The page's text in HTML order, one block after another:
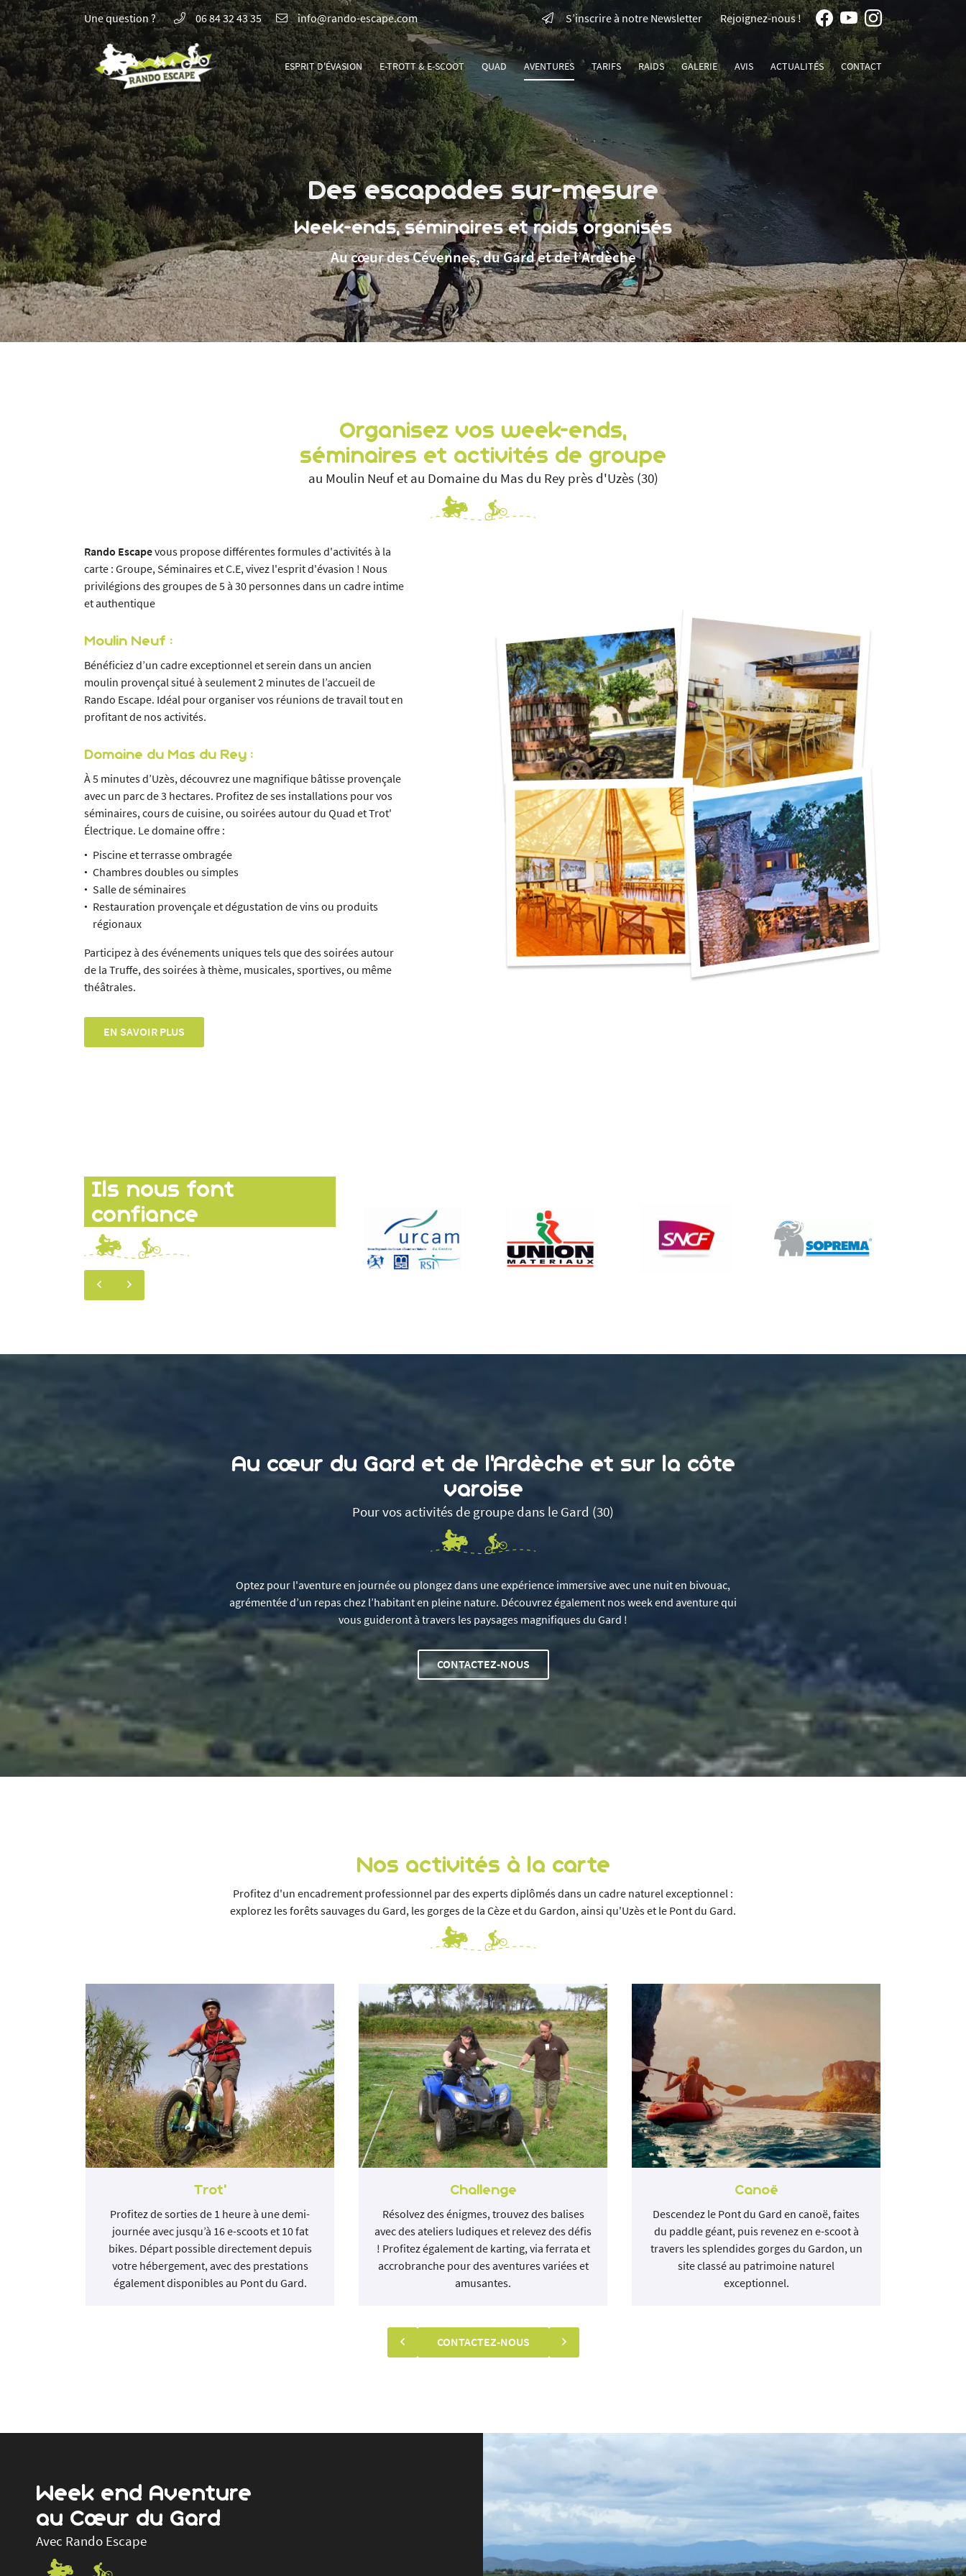
Une question ? 06 84 32 43 35 S’inscrire à notre Newsletter Rejoignez-nous !
ESPRIT D'ÉVASION E-TROTT & E-SCOOT QUAD AVENTURES TARIFS RAIDS GALERIE AVIS ACTUALITÉS CONTACT
Bois de chênes verts - D22
30190 BOURDIC
06 84 32 43 35
Contactez-nous
Par téléphone
06 84 32 43 35
Par mail
info@rando-escape.com
Sur nos réseaux :
 Adresse email de réception
 Recopier le code ci-contre
Des escapades sur-mesure
Week-ends, séminaires et raids organisés
Au cœur des Cévennes, du Gard et de l’Ardèche
Organisez vos week-ends,
séminaires et activités de groupe
au Moulin Neuf et au Domaine du Mas du Rey près d'Uzès (30)
Rando Escapevous propose différentes formules d'activités à la
carte : Groupe, Séminaires et C.E, vivez l'esprit d'évasion ! Nous
privilégions des groupes de 5 à 30 personnes dans un cadre intime
et authentique
Moulin Neuf :
Bénéficiez d’un cadre exceptionnel et serein dans un ancien
moulin provençal situé à seulement 2 minutes de l’accueil de
Rando Escape. Idéal pour organiser vos réunions de travail tout en
profitant de nos activités.
Domaine du Mas du Rey :
À 5 minutes d’Uzès, découvrez une magnifique bâtisse provençale
avec un parc de 3 hectares. Profitez de ses installations pour vos
séminaires, cours de cuisine, ou soirées autour du Quad et Trot'
Électrique. Le domaine offre :
Piscine et terrasse ombragée
Chambres doubles ou simples
Salle de séminaires
Restauration provençale et dégustation de vins ou produits
régionaux
Participez à des événements uniques tels que des soirées autour
de la Truffe, des soirées à thème, musicales, sportives, ou même
théâtrales.
EN SAVOIR PLUS
Ils nous font
confiance
Au cœur du Gard et de l’Ardèche et sur la côte
varoise
Pour vos activités de groupe dans le Gard (30)
Optez pour l'aventure en journée ou plongez dans une expérience immersive avec une nuit en bivouac,
agrémentée d’un repas chez l’habitant en pleine nature. Découvrez également nos week end aventure qui
vous guideront à travers les paysages magnifiques du Gard !
CONTACTEZ-NOUS
Nos activités à la carte
Profitez d'un encadrement professionnel par des experts diplômés dans un cadre naturel exceptionnel :
explorez les forêts sauvages du Gard, les gorges de la Cèze et du Gardon, ainsi qu'Uzès et le Pont du Gard.
Trot’
Profitez de sorties de 1 heure à une demi-
journée avec jusqu’à 16 e-scoots et 10 fat
bikes. Départ possible directement depuis
votre hébergement, avec des prestations
également disponibles au Pont du Gard.
Challenge
Résolvez des énigmes, trouvez des balises
avec des ateliers ludiques et relevez des défis
! Profitez également de karting, via ferrata et
accrobranche pour des aventures variées et
amusantes.
Canoë
Descendez le Pont du Gard en canoë, faites
du paddle géant, puis revenez en e-scoot à
travers les splendides gorges du Gardon, un
site classé au patrimoine naturel
exceptionnel.
CONTACTEZ-NOUS
Week end Aventure
au Cœur du Gard
Avec Rando Escape